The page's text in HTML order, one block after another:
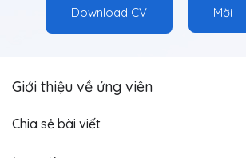
Download CV Mời
Giới thiệu về ứng viên
Chia sẻ bài viết